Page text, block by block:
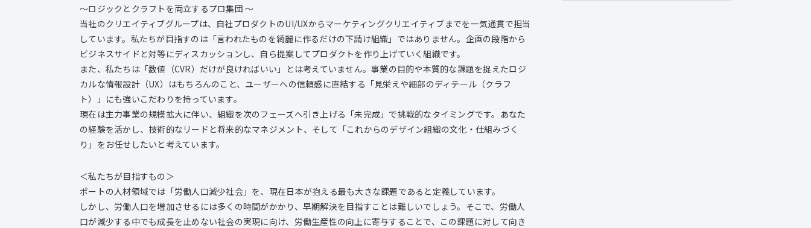
～ロジックとクラフトを両立するプロ集団 ～
当社のクリエイティブグループは、自社プロダクトのUI/UXからマーケティングクリエイティブまでを一気通貫で担当
しています。私たちが目指すのは「言われたものを綺麗に作るだけの下請け組織」ではありません。企画の段階から
ビジネスサイドと対等にディスカッションし、自ら提案してプロダクトを作り上げていく組織です。
また、私たちは「数値（CVR）だけが良ければいい」とは考えていません。事業の目的や本質的な課題を捉えたロジ
カルな情報設計（UX）はもちろんのこと、ユーザーへの信頼感に直結する「見栄えや細部のディテール（クラフ
ト）」にも強いこだわりを持っています。
現在は主力事業の規模拡大に伴い、組織を次のフェーズへ引き上げる「未完成」で挑戦的なタイミングです。あなた
の経験を活かし、技術的なリードと将来的なマネジメント、そして「これからのデザイン組織の文化・仕組みづく
り」をお任せしたいと考えています。
＜私たちが目指すもの＞
ポートの人材領域では「労働人口減少社会」を、現在日本が抱える最も大きな課題であると定義しています。
しかし、労働人口を増加させるには多くの時間がかかり、早期解決を目指すことは難しいでしょう。そこで、労働人
口が減少する中でも成長を止めない社会の実現に向け、労働生産性の向上に寄与することで、この課題に対して向き